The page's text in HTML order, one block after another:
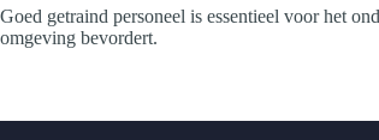
Goed getraind personeel is essentieel voor het
omgeving bevordert.